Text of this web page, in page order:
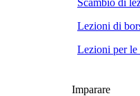
Lezioni di
Lezioni per le
Imparare